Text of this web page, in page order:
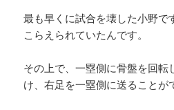
最も早くに試合を壊した小野で
こらえられていたんです。
その上で、一塁側に骨盤を回転
け、右足を一塁側に送ることが